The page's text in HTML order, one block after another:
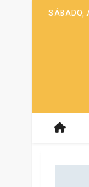
SÁBADO,